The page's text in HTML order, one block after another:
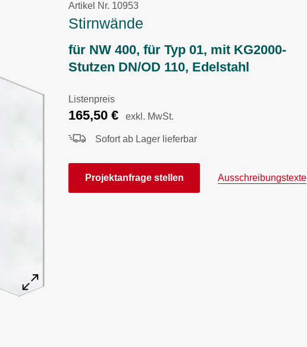
Artikel Nr. 10953
Stirnwände
für NW 400, für Typ 01, mit KG2000-
Stutzen DN/OD 110, Edelstahl
Listenpreis
165,50 € exkl. MwSt.
Sofort ab Lager lieferbar
Projektanfrage stellen Ausschreibungstexte